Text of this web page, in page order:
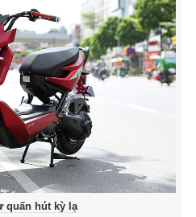
quấn hút kỳ lạ